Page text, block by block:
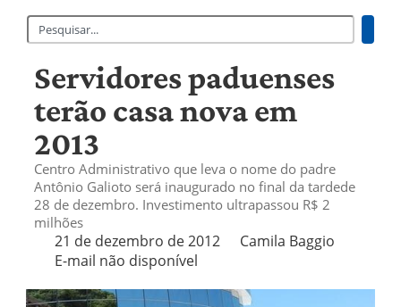
Servidores paduenses
terão casa nova em
2013
Centro Administrativo que leva o nome do padre
Antônio Galioto será inaugurado no final da tardede
28 de dezembro. Investimento ultrapassou R$ 2
milhões
21 de dezembro de 2012
Camila Baggio
E-mail não disponível